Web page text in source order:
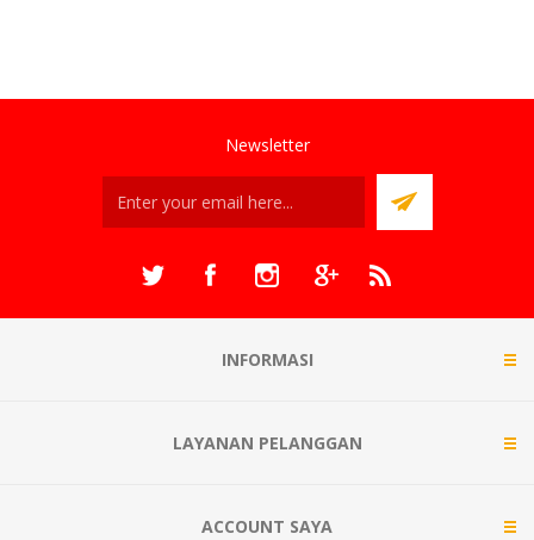
Newsletter
INFORMASI
LAYANAN PELANGGAN
ACCOUNT SAYA